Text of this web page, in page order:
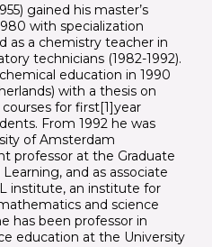
gained his master’s
with specialization
as a chemistry teacher in
technicians (1982-1992).
education in 1990
with a thesis on
for first[1]year
From 1992 he was
of Amsterdam
professor at the Graduate
and as associate
institute, an institute for
and science
has been professor in
education at the University